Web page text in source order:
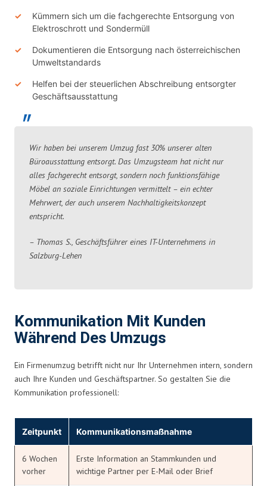
Kümmern sich um die fachgerechte Entsorgung von
Elektroschrott und Sondermüll
Dokumentieren die Entsorgung nach österreichischen
Umweltstandards
Helfen bei der steuerlichen Abschreibung entsorgter
Geschäftsausstattung
Wir haben bei unserem Umzug fast 30% unserer alten
Büroausstattung entsorgt. Das Umzugsteam hat nicht nur
alles fachgerecht entsorgt, sondern noch funktionsfähige
Möbel an soziale Einrichtungen vermittelt – ein echter
Mehrwert, der auch unserem Nachhaltigkeitskonzept
entspricht.
– Thomas S., Geschäftsführer eines IT-Unternehmens in
Salzburg-Lehen
Kommunikation Mit Kunden
Während Des Umzugs
Ein Firmenumzug betrifft nicht nur Ihr Unternehmen intern, sondern
auch Ihre Kunden und Geschäftspartner. So gestalten Sie die
Kommunikation professionell:
Zeitpunkt Kommunikationsmaßnahme
6 Wochen
vorher
Erste Information an Stammkunden und
wichtige Partner per E-Mail oder Brief